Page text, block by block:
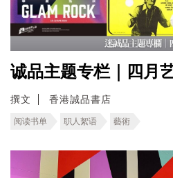
诚品主题专栏｜四月
撰文 香港誠品書店
阅读书单 职人絮语 藝術